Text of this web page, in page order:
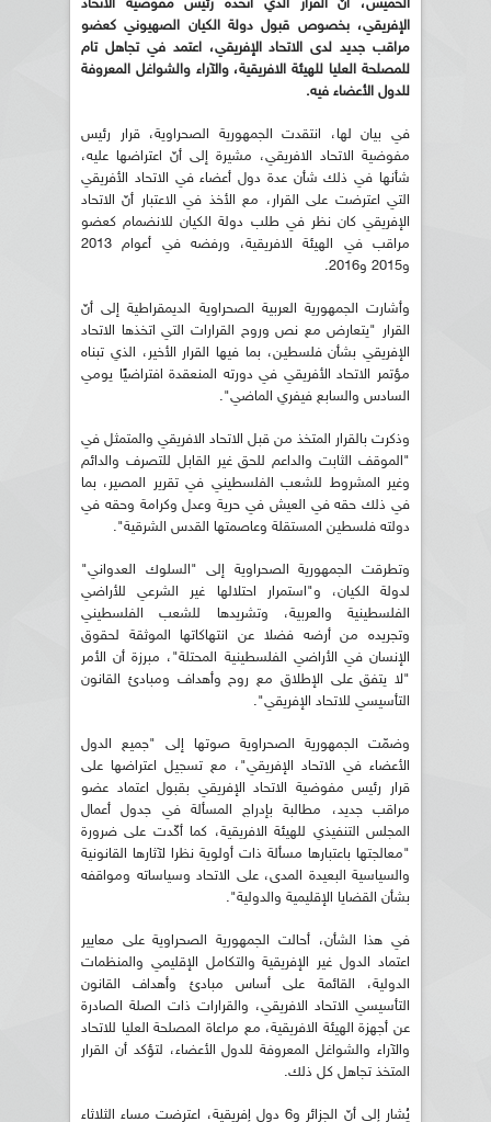
الخميس، أنّ القرار الذي اتخذه رئيس مفوضية الاتحاد
الإفريقي، بخصوص قبول دولة الكيان الصهيوني كعضو
مراقب جديد لدى الاتحاد الإفريقي، اعتمد في تجاهل تام
للمصلحة العليا للهيئة الافريقية، والآراء والشواغل المعروفة
للدول الأعضاء فيه.
في بيان لها، انتقدت الجمهورية الصحراوية، قرار رئيس
مفوضية الاتحاد الافريقي، مشيرة إلى أنّ اعتراضها عليه،
شأنها في ذلك شأن عدة دول أعضاء في الاتحاد الأفريقي
التي اعترضت على القرار، مع الأخذ في الاعتبار أنّ الاتحاد
الإفريقي كان نظر في طلب دولة الكيان للانضمام كعضو
مراقب في الهيئة الافريقية، ورفضه في أعوام 2013
و2015 و2016.
وأشارت الجمهورية العربية الصحراوية الديمقراطية إلى أنّ
القرار "يتعارض مع نص وروح القرارات التي اتخذها الاتحاد
الإفريقي بشأن فلسطين، بما فيها القرار الأخير، الذي تبناه
مؤتمر الاتحاد الأفريقي في دورته المنعقدة افتراضيًا يومي
السادس والسابع فيفري الماضي".
وذكرت بالقرار المتخذ من قبل الاتحاد الافريقي والمتمثل في
"الموقف الثابت والداعم للحق غير القابل للتصرف والدائم
وغير المشروط للشعب الفلسطيني في تقرير المصير، بما
في ذلك حقه في العيش في حرية وعدل وكرامة وحقه في
دولته فلسطين المستقلة وعاصمتها القدس الشرقية".
وتطرقت الجمهورية الصحراوية إلى "السلوك العدواني"
لدولة الكيان، و"استمرار احتلالها غير الشرعي للأراضي
الفلسطينية والعربية، وتشريدها للشعب الفلسطيني
وتجريده من أرضه فضلا عن انتهاكاتها الموثقة لحقوق
الإنسان في الأراضي الفلسطينية المحتلة"، مبرزة أن الأمر
"لا يتفق على الإطلاق مع روح وأهداف ومبادئ القانون
التأسيسي للاتحاد الإفريقي".
وضمّت الجمهورية الصحراوية صوتها إلى "جميع الدول
الأعضاء في الاتحاد الإفريقي"، مع تسجيل اعتراضها على
قرار رئيس مفوضية الاتحاد الإفريقي بقبول اعتماد عضو
مراقب جديد، مطالبة بإدراج المسألة في جدول أعمال
المجلس التنفيذي للهيئة الافريقية، كما أكّدت على ضرورة
"معالجتها باعتبارها مسألة ذات أولوية نظرا لآثارها القانونية
والسياسية البعيدة المدى، على الاتحاد وسياساته ومواقفه
بشأن القضايا الإقليمية والدولية".
في هذا الشأن، أحالت الجمهورية الصحراوية على معايير
اعتماد الدول غير الإفريقية والتكامل الإقليمي والمنظمات
الدولية، القائمة على أساس مبادئ وأهداف القانون
التأسيسي الاتحاد الافريقي، والقرارات ذات الصلة الصادرة
عن أجهزة الهيئة الافريقية، مع مراعاة المصلحة العليا للاتحاد
والآراء والشواغل المعروفة للدول الأعضاء، لتؤكد أن القرار
المتخذ تجاهل كل ذلك.
يُشار إلى أنّ الجزائر و6 دول إفريقية، اعترضت مساء الثلاثاء